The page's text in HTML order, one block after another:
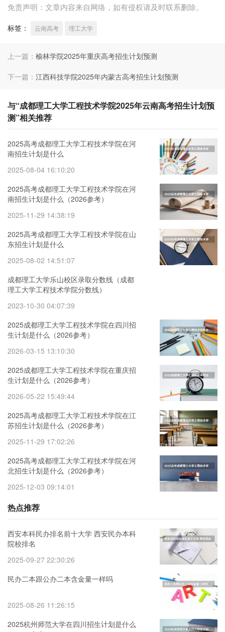
免责声明：文章内容来自网络，如有侵权请及时联系删除。
标签： 云南高考 理工大学
上一篇： 榆林学院2025年重庆高考招生计划预测
下一篇： 江西科技学院2025年内蒙古高考招生计划预测
与“成都理工大学工程技术学院2025年云南高考招生计划预
测”相关推荐
2025高考成都理工大学工程技术学院在河
南招生计划是什么
2025-08-04 16:10:20
2025高考成都理工大学工程技术学院在河
南招生计划是什么（2026参考）
2025-11-29 14:38:19
2025高考成都理工大学工程技术学院在山
东招生计划是什么
2025-08-02 14:51:07
成都理工大学乐山校区录取分数线（成都
理工大学工程技术学院分数线）
2023-10-30 04:07:39
2025成都理工大学工程技术学院在四川招
生计划是什么（2026参考）
2026-03-15 13:10:30
2025成都理工大学工程技术学院在重庆招
生计划是什么（2026参考）
2026-05-22 15:49:44
2025高考成都理工大学工程技术学院在江
苏招生计划是什么（2026参考）
2025-11-29 17:02:26
2025高考成都理工大学工程技术学院在河
北招生计划是什么（2026参考）
2025-12-03 09:14:01
热点推荐
西安本科民办排名前十大学 西安民办本科
院校排名
2025-09-27 22:30:26
民办二本跟公办二本含金量一样吗
2025-08-26 11:26:15
2025杭州师范大学在四川招生计划是什么